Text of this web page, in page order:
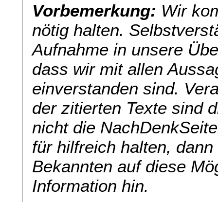
Vorbemerkung: Wir
nötig halten.
Aufnahme in unsere
dass wir mit allen
einverstanden sind.
der zitierten Texte sind
nicht die
für hilfreich halten,
Bekannten auf diese
Information hin.